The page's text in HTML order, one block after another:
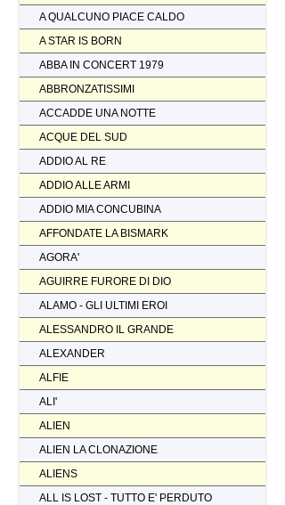
A QUALCUNO PIACE CALDO
A STAR IS BORN
ABBA IN CONCERT 1979
ABBRONZATISSIMI
ACCADDE UNA NOTTE
ACQUE DEL SUD
ADDIO AL RE
ADDIO ALLE ARMI
ADDIO MIA CONCUBINA
AFFONDATE LA BISMARK
AGORA'
AGUIRRE FURORE DI DIO
ALAMO - GLI ULTIMI EROI
ALESSANDRO IL GRANDE
ALEXANDER
ALFIE
ALI'
ALIEN
ALIEN LA CLONAZIONE
ALIENS
ALL IS LOST - TUTTO E' PERDUTO